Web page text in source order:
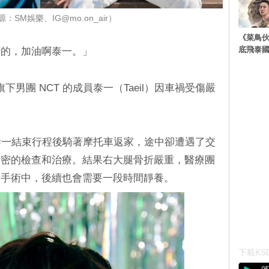
：SM娛樂、IG@mo.on_air）
，加油啊泰一。」
男團 NCT 的成員泰一（Taeil）因車禍受傷嚴
結束行程後騎著摩托車返家，途中卻遭遇了交
的檢查和治療。結果右大腿骨折嚴重，醫療團
術中，後續也會需要一段時間靜養。
《菜鳥
底飛泰
下載